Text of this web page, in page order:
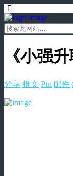
《小强
分享 推文 Pin 邮件